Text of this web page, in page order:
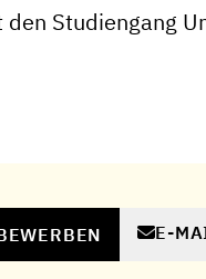
den Studiengang
E-